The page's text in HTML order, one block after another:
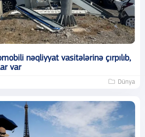
nəqliyyat vasitələrinə çırpılıb,
var
Dünya